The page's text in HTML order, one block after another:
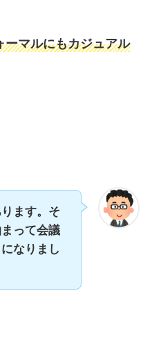
ーマルにもカジュアル
ます。そ
って会議
なりまし